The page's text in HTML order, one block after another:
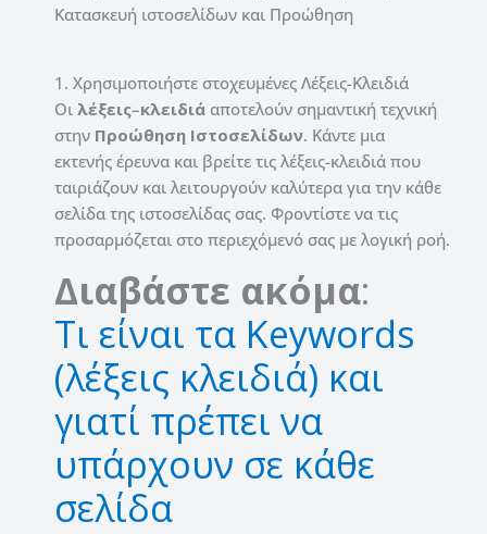
Κατασκευή ιστοσελίδων και Προώθηση
1. Χρησιμοποιήστε στοχευμένες Λέξεις-Κλειδιά
Οι λέξεις–κλειδιά αποτελούν σημαντική τεχνική
στην Προώθηση Ιστοσελίδων. Κάντε μια
εκτενής έρευνα και βρείτε τις λέξεις-κλειδιά που
ταιριάζουν και λειτουργούν καλύτερα για την κάθε
σελίδα της ιστοσελίδας σας. Φροντίστε να τις
προσαρμόζεται στο περιεχόμενό σας με λογική ροή.
Διαβάστε ακόμα:
Τι είναι τα Keywords
(λέξεις κλειδιά) και
γιατί πρέπει να
υπάρχουν σε κάθε
σελίδα